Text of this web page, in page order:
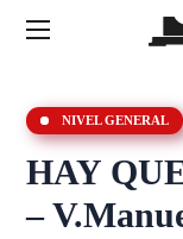
NIVEL GENERAL
HAY
–